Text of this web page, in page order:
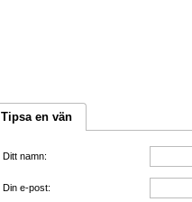
Tipsa en vän
Ditt namn:
Din e-post: